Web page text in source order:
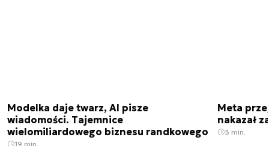
Modelka daje twarz, AI pisze
wiadomości. Tajemnice
wielomiliardowego biznesu randkowego
19 min.
Meta
nakazał
3 min.